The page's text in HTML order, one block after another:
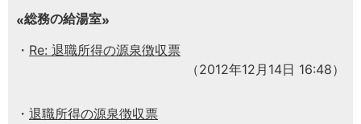
総務の給湯室
Re: 退職所得の源泉徴収票
（2012年12月14日 16:48）
退職所得の源泉徴収票